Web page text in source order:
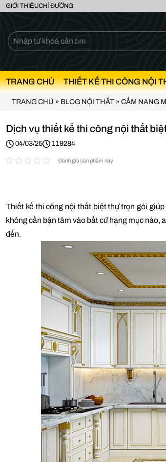
GIỚI THIỆUCHỈ ĐƯỜNG
TRANG CHỦ THIẾT KẾ THI CÔNG NỘI
TRANG CHỦ » BLOG NỘI THẤT » CẨM NANG
Dịch vụ thiết kế thi công nội thất
04/03/25 119284
Đánh giá sản phẩm này
Thiết kế thi công nội thất biệt thự trọn gói
không cần bận tâm vào bất cứ hạng mục nào,
đến.